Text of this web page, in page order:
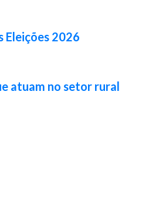
Eleições 2026
atuam no setor rural